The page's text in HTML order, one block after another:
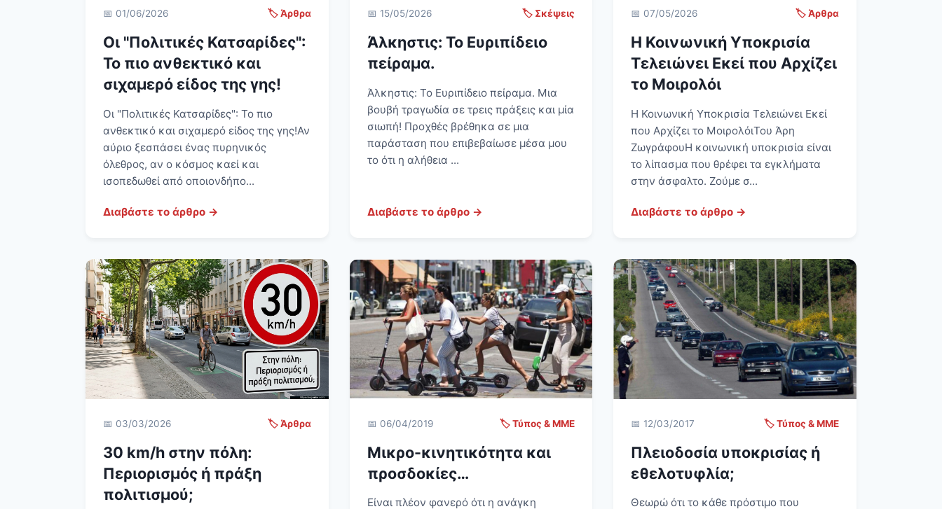
📅 01/06/2026 🏷️ Άρθρα
Οι "Πολιτικές Κατσαρίδες":
Το πιο ανθεκτικό και
σιχαμερό είδος της γης!
Οι "Πολιτικές Κατσαρίδες": Το πιο
ανθεκτικό και σιχαμερό είδος της γης! Αν
αύριο ξεσπάσει ένας πυρηνικός
όλεθρος, αν ο κόσμος καεί και
ισοπεδωθεί από οποιονδήπο...
Διαβάστε το άρθρο →
📅 15/05/2026 🏷️ Σκέψεις
Άλκηστις: Το Ευριπίδειο
πείραμα.
Άλκηστις: Το Ευριπίδειο πείραμα. Μια
βουβή τραγωδία σε τρεις πράξεις και μία
σιωπή! Προχθές βρέθηκα σε μια
παράσταση που επιβεβαίωσε μέσα μου
το ότι η αλήθεια ...
Διαβάστε το άρθρο →
📅 07/05/2026 🏷️ Άρθρα
Η Κοινωνική Υποκρισία
Τελειώνει Εκεί που Αρχίζει
το Μοιρολόι
Η Κοινωνική Υποκρισία Τελειώνει Εκεί
που Αρχίζει το ΜοιρολόιΤου Άρη
ΖωγράφουΗ κοινωνική υποκρισία είναι
το λίπασμα που θρέφει τα εγκλήματα
στην άσφαλτο. Ζούμε σ...
Διαβάστε το άρθρο →
📅 03/03/2026 🏷️ Άρθρα
30 km/h στην πόλη:
Περιορισμός ή πράξη
πολιτισμού;
📅 06/04/2019 🏷️ Τύπος & ΜΜΕ
Μικρο-κινητικότητα και
προσδοκίες…
Είναι πλέον φανερό ότι η ανάγκη
📅 12/03/2017 🏷️ Τύπος & ΜΜΕ
Πλειοδοσία υποκρισίας ή
εθελοτυφλία;
Θεωρώ ότι το κάθε πρόστιμο που